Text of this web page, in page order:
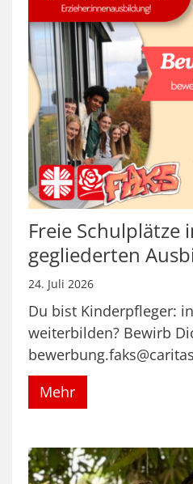
Freie Schulplätze
gegliederten
24. Juli 2026
Du bist Kinderpfleger:
weiterbilden? Bewirb
Mehr